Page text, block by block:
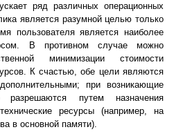
ряд различных операционных
является разумной целью только
пользователя является наиболее
В противном случае можно
минимизации стоимости
К счастью, обе цели являются
при возникающие
путем назначения
ресурсы (например, на
в основной памяти).